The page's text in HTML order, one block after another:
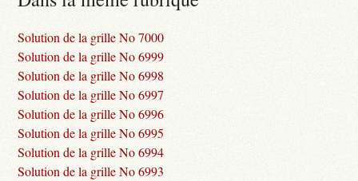
Solution de la grille No 7000
Solution de la grille No 6999
Solution de la grille No 6998
Solution de la grille No 6997
Solution de la grille No 6996
Solution de la grille No 6995
Solution de la grille No 6994
Solution de la grille No 6993